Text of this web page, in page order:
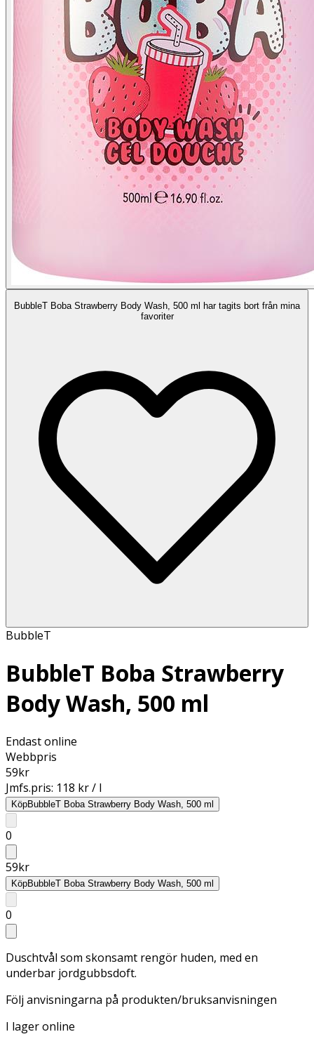
BubbleT Boba Strawberry Body Wash, 500 ml har tagits bort från mina
favoriter
BubbleT
BubbleT Boba Strawberry
Body Wash, 500 ml
Endast online
Webbpris
59kr
Jmfs.pris: 118 kr / l
KöpBubbleT Boba Strawberry Body Wash, 500 ml
0
59kr
KöpBubbleT Boba Strawberry Body Wash, 500 ml
0
Duschtvål som skonsamt rengör huden, med en
underbar jordgubbsdoft.
Följ anvisningarna på produkten/bruksanvisningen
I lager online